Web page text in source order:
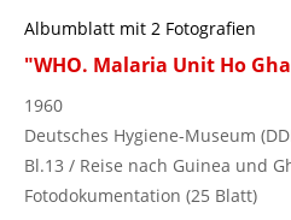
Albumblatt mit 2 Fotografien
"WHO. Malaria Unit Ho
1960
Deutsches Hygiene-Museum
Bl.13 / Reise nach Guinea und
Fotodokumentation (25 Blatt)